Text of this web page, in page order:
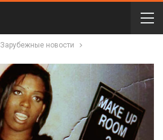
Зарубежные новости